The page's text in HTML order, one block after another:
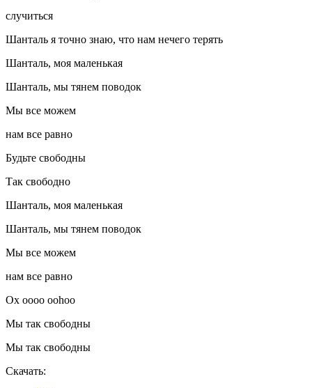
случиться
Шанталь я точно знаю, что нам нечего терять
Шанталь, моя маленькая
Шанталь, мы тянем поводок
Мы все можем
нам все равно
Будьте свободны
Так свободно
Шанталь, моя маленькая
Шанталь, мы тянем поводок
Мы все можем
нам все равно
Ох оооо oohoo
Мы так свободны
Мы так свободны
Скачать: